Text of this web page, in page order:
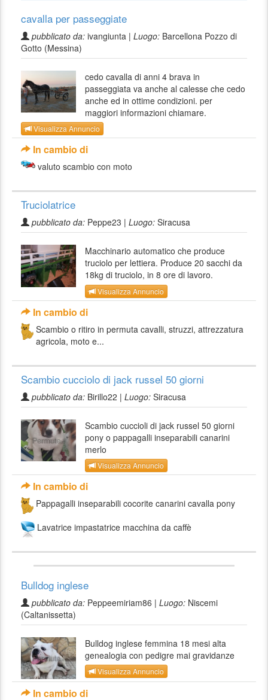
cavalla per passeggiate
pubblicato da: ivangiunta | Luogo: Barcellona Pozzo di
Gotto (Messina)
cedo cavalla di anni 4 brava in
passeggiata va anche al calesse che cedo
anche ed in ottime condizioni. per
maggiori informazioni chiamare.
Visualizza Annuncio
In cambio di
valuto scambio con moto
Truciolatrice
pubblicato da: Peppe23 | Luogo: Siracusa
Macchinario automatico che produce
truciolo per lettiera. Produce 20 sacchi da
18kg di truciolo, in 8 ore di lavoro.
Visualizza Annuncio
In cambio di
Scambio o ritiro in permuta cavalli, struzzi, attrezzatura
agricola, moto e...
Scambio cucciolo di jack russel 50 giorni
pubblicato da: Birillo22 | Luogo: Siracusa
Scambio cuccioli di jack russel 50 giorni
pony o pappagalli inseparabili canarini
merlo
Visualizza Annuncio
In cambio di
Pappagalli inseparabili cocorite canarini cavalla pony
Lavatrice impastatrice macchina da caffè
Bulldog inglese
pubblicato da: Peppeemiriam86 | Luogo: Niscemi
(Caltanissetta)
Bulldog inglese femmina 18 mesi alta
genealogia con pedigre mai gravidanze
Visualizza Annuncio
In cambio di